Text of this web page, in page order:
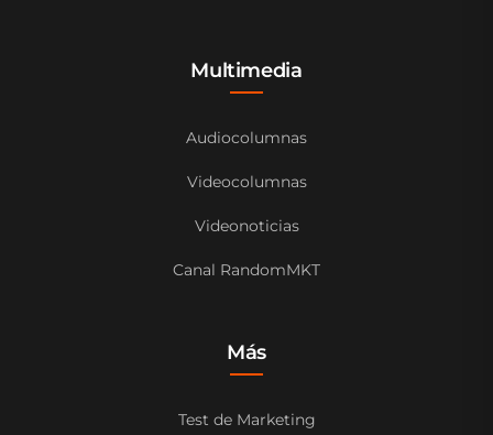
Multimedia
Audiocolumnas
Videocolumnas
Videonoticias
Canal RandomMKT
Más
Test de Marketing